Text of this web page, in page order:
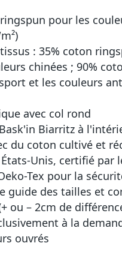
pour les
: 35% coton
chinées ; 90%
et les couleurs
avec col rond
Biarritz à
du coton cultivé et
Unis, certifié par
Tex pour la
guide des tailles et
ou – 2cm de
à la
ouvrés